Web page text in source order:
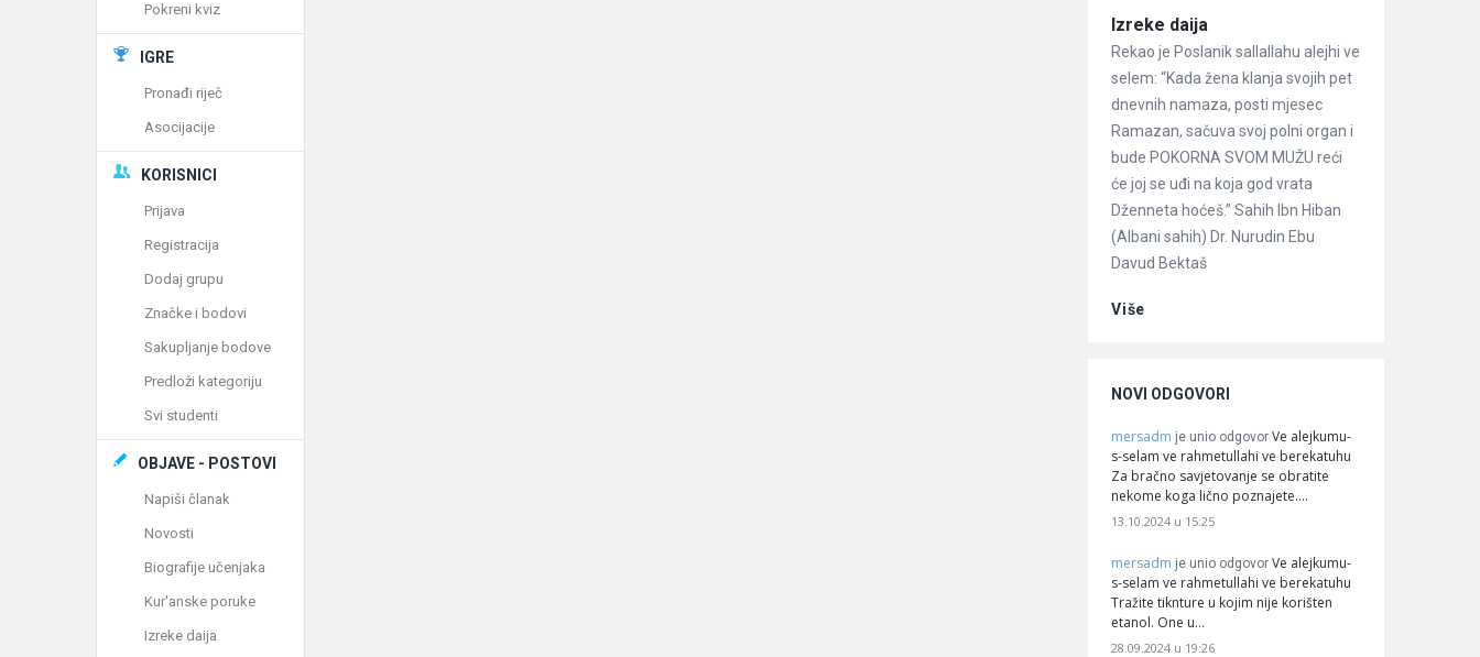
Članci
Izreke daija
Rekao je Poslanik sallallahu alejhi ve
selem: “Kada žena klanja svojih pet
dnevnih namaza, posti mjesec
Ramazan, sačuva svoj polni organ i
bude POKORNA SVOM MUŽU reći
će joj se uđi na koja god vrata
Dženneta hoćeš.” Sahih Ibn Hiban
(Albani sahih) Dr. Nurudin Ebu
Davud Bektaš
Više
NOVI ODGOVORI
mersadm je unio odgovor Ve alejkumu-
s-selam ve rahmetullahi ve berekatuhu
Za bračno savjetovanje se obratite
nekome koga lično poznajete.…
13.10.2024 u 15:25
mersadm je unio odgovor Ve alejkumu-
s-selam ve rahmetullahi ve berekatuhu
Tražite tiknture u kojim nije korišten
etanol. One u…
28.09.2024 u 19:26
Pokreni kviz
IGRE
Pronađi riječ
Asocijacije
KORISNICI
Prijava
Registracija
Dodaj grupu
Značke i bodovi
Sakupljanje bodove
Predloži kategoriju
Svi studenti
OBJAVE - POSTOVI
Napiši članak
Novosti
Biografije učenjaka
Kur'anske poruke
Izreke daija